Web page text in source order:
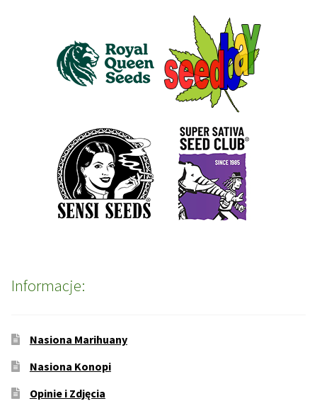
Informacje:
Nasiona Marihuany
Nasiona Konopi
Opinie i Zdjęcia